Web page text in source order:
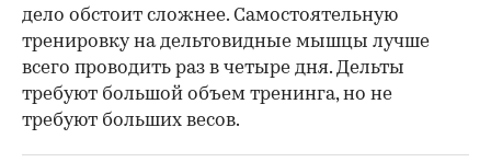
дело обстоит сложнее. Самостоятельную
тренировку на дельтовидные мышцы лучше
всего проводить раз в четыре дня. Дельты
требуют большой объем тренинга, но не
требуют больших весов.